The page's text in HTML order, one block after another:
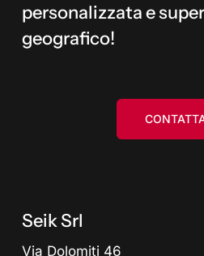
personalizzata e
geografico!
Seik Srl
Via Dolomiti 46